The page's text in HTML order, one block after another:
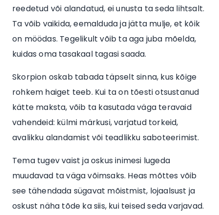
reedetud või alandatud, ei unusta ta seda lihtsalt.
Ta võib vaikida, eemalduda ja jätta mulje, et kõik
on möödas. Tegelikult võib ta aga juba mõelda,
kuidas oma tasakaal tagasi saada.
Skorpion oskab tabada täpselt sinna, kus kõige
rohkem haiget teeb. Kui ta on tõesti otsustanud
kätte maksta, võib ta kasutada väga teravaid
vahendeid: külmi märkusi, varjatud torkeid,
avalikku alandamist või teadlikku saboteerimist.
Tema tugev vaist ja oskus inimesi lugeda
muudavad ta väga võimsaks. Heas mõttes võib
see tähendada sügavat mõistmist, lojaalsust ja
oskust näha tõde ka siis, kui teised seda varjavad.